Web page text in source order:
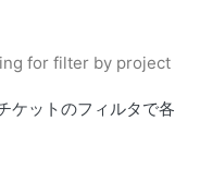
for filter by project
ケットのフィルタで各